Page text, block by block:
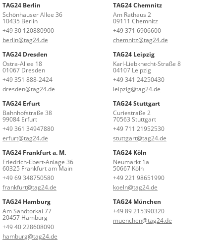
TAG24 Berlin
Schönhauser Allee 36
10435 Berlin
+49 30 120880900
berlin@tag24.de
TAG24 Chemnitz
Am Rathaus 2
09111 Chemnitz
+49 371 6906600
chemnitz@tag24.de
TAG24 Dresden
Ostra-Allee 18
01067 Dresden
+49 351 888-2424
dresden@tag24.de
TAG24 Leipzig
Karl-Liebknecht-Straße 8
04107 Leipzig
+49 341 24250430
leipzig@tag24.de
TAG24 Erfurt
Bahnhofstraße 38
99084 Erfurt
+49 361 34947880
erfurt@tag24.de
TAG24 Stuttgart
Curiestraße 2
70563 Stuttgart
+49 711 21952530
stuttgart@tag24.de
TAG24 Frankfurt a. M.
Friedrich-Ebert-Anlage 36
60325 Frankfurt am Main
+49 69 348750580
frankfurt@tag24.de
TAG24 Köln
Neumarkt 1a
50667 Köln
+49 221 98651990
koeln@tag24.de
TAG24 Hamburg
Am Sandtorkai 77
20457 Hamburg
+49 40 228608090
hamburg@tag24.de
TAG24 München
+49 89 215390320
muenchen@tag24.de